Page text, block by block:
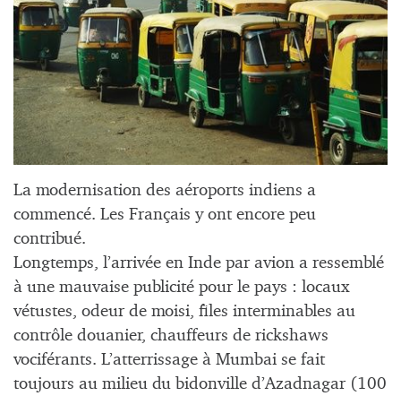
La modernisation des aéroports indiens a
commencé. Les Français y ont encore peu
contribué.
Longtemps, l’arrivée en Inde par avion a ressemblé
à une mauvaise publicité pour le pays : locaux
vétustes, odeur de moisi, files interminables au
contrôle douanier, chauffeurs de rickshaws
vociférants. L’atterrissage à Mumbai se fait
toujours au milieu du bidonville d’Azadnagar (100